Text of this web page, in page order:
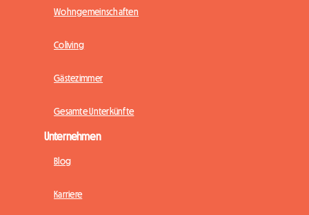
Wohngemeinschaften
Coliving
Gästezimmer
Gesamte Unterkünfte
Unternehmen
Blog
Karriere